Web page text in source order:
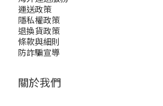
運送政策
隱私權政策
退換貨政策
條款與細則
防詐騙宣導
關於我們